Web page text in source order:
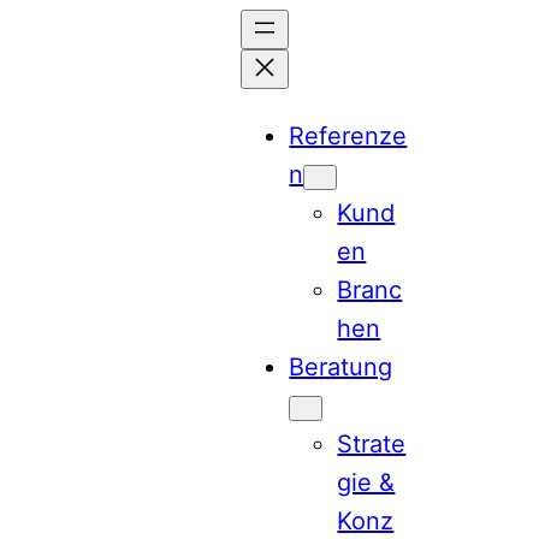
Referenze
n
Kund
en
Branc
hen
Beratung
Strate
gie &
Konz